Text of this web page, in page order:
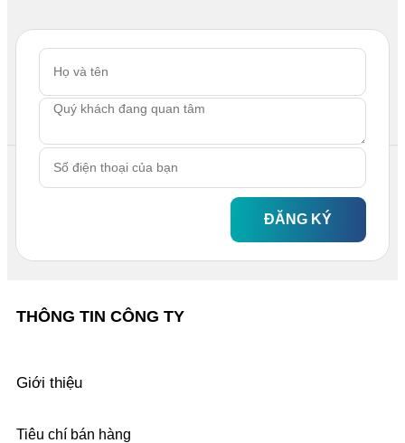
ĐĂNG KÝ
THÔNG TIN CÔNG TY
Giới thiệu
Tiêu chí bán hàng